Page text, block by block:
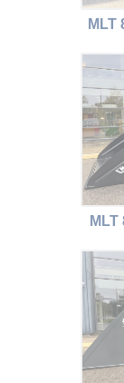
MLT
MLT